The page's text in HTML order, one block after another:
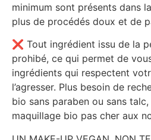
minimum sont présents dans
plus de procédés doux et de
❌ Tout ingrédient issu de la
prohibé, ce qui permet de
ingrédients qui respectent
l’agresser. Plus besoin de
bio sans paraben ou sans
maquillage bio pas cher aux